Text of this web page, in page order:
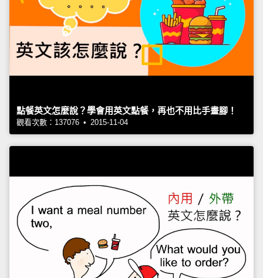
點餐英文怎麼說？學會用英文點餐，再也不用比手畫腳！
觀看次數：137076 • 2015-11-04